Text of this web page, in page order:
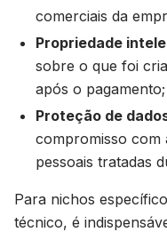
comerciais da
Propriedade
sobre o que foi
após o pagamento;
Proteção de
compromisso com
pessoais tratadas
Para nichos
técnico, é